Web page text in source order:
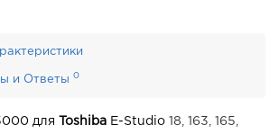
и Ответы 0
для Toshiba E-Studio 18, 163, 165,